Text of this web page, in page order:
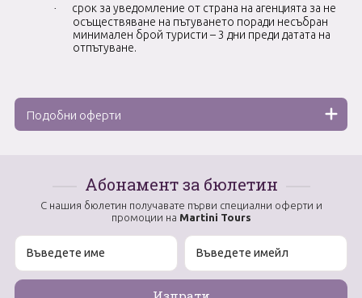
·
срок за уведомление от страна на агенцията за не
осъществяване на пътуването поради несъбран
минимален брой туристи – 3 дни преди датата на
отпътуване.
Подобни оферти
Абонамент за бюлетин
С нашия бюлетин получавате първи специални оферти и
промоции на Martini Tours